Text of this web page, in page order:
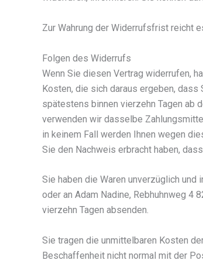
Zur Wahrung der Widerrufsfrist reicht
Folgen des Widerrufs
Wenn Sie diesen Vertrag widerrufen,
Kosten, die sich daraus ergeben,
spätestens binnen vierzehn Tagen ab
verwenden wir dasselbe
in keinem Fall werden Ihnen wegen
Sie den Nachweis erbracht haben,
Sie haben die Waren unverzüglich
oder an Adam Nadine, Rebhuhnweg 4
vierzehn Tagen absenden.
Sie tragen die unmittelbaren Kosten
Beschaffenheit nicht normal mit der